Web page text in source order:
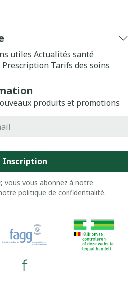
utiles Actualités santé
Prescription Tarifs des soins
produits et promotions
Inscription
vous vous abonnez à notre
politique de confidentialité.